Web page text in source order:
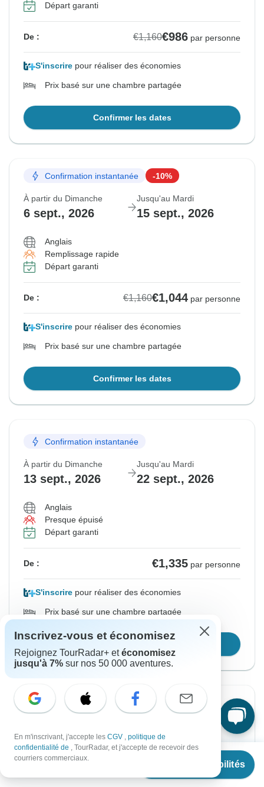
À partir de
Voir les disponibilités
Départ garanti
De : €1,160€986 par personne
S'inscrire pour réaliser des économies
Prix basé sur une chambre partagée
Confirmer les dates
Confirmation instantanée -10%
À partir du Dimanche
6 sept., 2026
Jusqu'au Mardi
15 sept., 2026
Anglais
Remplissage rapide
Départ garanti
De : €1,160€1,044 par personne
S'inscrire pour réaliser des économies
Prix basé sur une chambre partagée
Confirmer les dates
Confirmation instantanée
À partir du Dimanche
13 sept., 2026
Jusqu'au Mardi
22 sept., 2026
Anglais
Presque épuisé
Départ garanti
De : €1,335 par personne
S'inscrire pour réaliser des économies
Prix basé sur une chambre partagée
Confirmation instantanée -15%
15 sept., 2026 24 sept., 2026
Remplissage rapide
Inscrivez-vous et économisez
Rejoignez TourRadar+ etéconomisez
jusqu'à 7% sur nos 50 000 aventures.
En m'inscrivant, j'accepte les CGV , politique de
confidentialité de , TourRadar, et j'accepte de recevoir des
courriers commerciaux.